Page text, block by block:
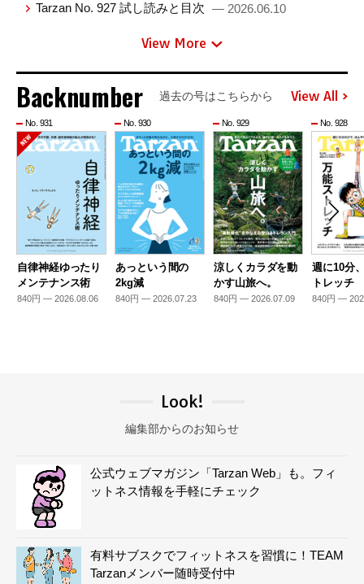
Tarzan No. 927 試し読みと目次 — 2026.06.10
View More
Backnumber 過去の号はこちらから View All
No. 931
自律神経ゆったり
メンテナンス術
840円 — 2026.08.06
No. 930
あっという間の
2kg減
840円 — 2026.07.23
No. 929
涼しくカラダを動
かす山旅へ。
840円 — 2026.07.09
No. 928
週に10分
トレッチ
840円 —
Look!
編集部からのお知らせ
公式ウェブマガジン「Tarzan Web」も。フィ
ットネス情報を手軽にチェック
有料サブスクでフィットネスを習慣に！TEAM
Tarzanメンバー随時受付中